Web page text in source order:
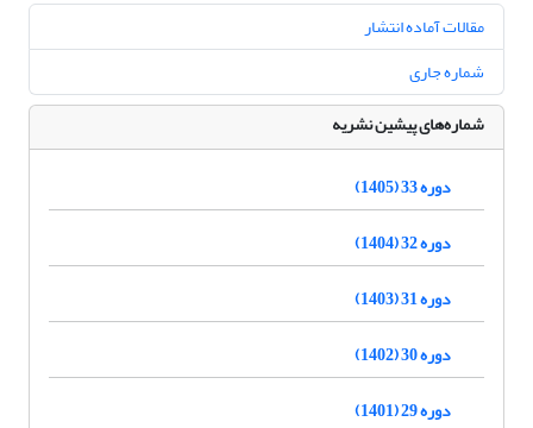
مقالات آماده انتشار
شماره جاری
شماره‌های پیشین نشریه
دوره 33 (1405)
دوره 32 (1404)
دوره 31 (1403)
دوره 30 (1402)
دوره 29 (1401)